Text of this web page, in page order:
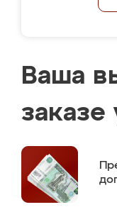
Ваша
заказе